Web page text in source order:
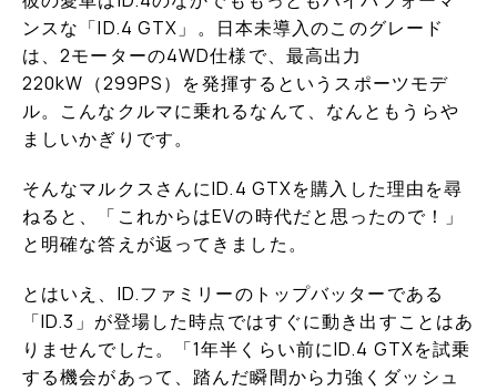
ンスな「ID.4 GTX」。日本未導入のこのグレード
は、2モーターの4WD仕様で、最高出力
220kW（299PS）を発揮するというスポーツモデ
ル。こんなクルマに乗れるなんて、なんともうらや
ましいかぎりです。
そんなマルクスさんにID.4 GTXを購入した理由を尋
ねると、「これからはEVの時代だと思ったので！」
と明確な答えが返ってきました。
とはいえ、ID.ファミリーのトップバッターである
「ID.3」が登場した時点ではすぐに動き出すことはあ
りませんでした。「1年半くらい前にID.4 GTXを試乗
する機会があって、踏んだ瞬間から力強くダッシュ